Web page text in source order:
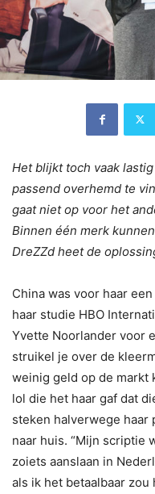
Het blijkt toch vaak
passend overhemd te
gaat niet op voor het
Binnen één merk
DreZZd heet de
China was voor haar
haar studie HBO
Yvette Noorlander voor
struikel je over de
weinig geld op de markt
lol die het haar gaf dat
steken halverwege haar
naar huis. “Mijn scriptie
zoiets aanslaan in
als ik het betaalbaar zou